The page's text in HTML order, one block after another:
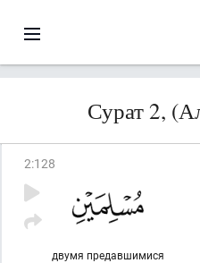
Сурат 2,
2:128
двумя предавшимися